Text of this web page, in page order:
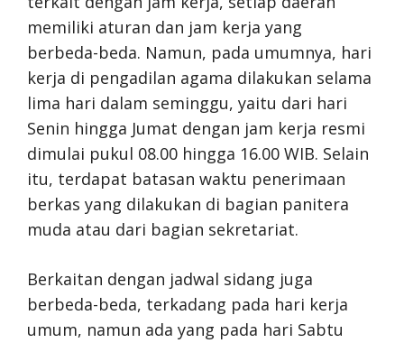
memiliki aturan dan jam kerja yang
berbeda-beda. Namun, pada umumnya, hari
kerja di pengadilan agama dilakukan selama
lima hari dalam seminggu, yaitu dari hari
Senin hingga Jumat dengan jam kerja resmi
dimulai pukul 08.00 hingga 16.00 WIB. Selain
itu, terdapat batasan waktu penerimaan
berkas yang dilakukan di bagian panitera
muda atau dari bagian sekretariat.
Berkaitan dengan jadwal sidang juga
berbeda-beda, terkadang pada hari kerja
umum, namun ada yang pada hari Sabtu